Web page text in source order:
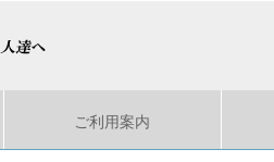
ご利用案内